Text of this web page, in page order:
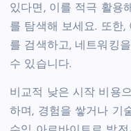
있다면, 이를 적극 활용
를 탐색해 보세요. 또한
를 검색하고, 네트워킹
수 있습니다.
비교적 낮은 시작 비용
하며, 경험을 쌓거나 기